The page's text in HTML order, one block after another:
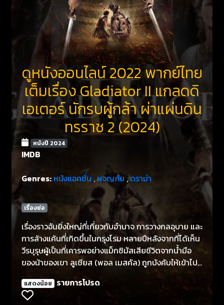
ดูหนังออนไลน์ 2022 พากย์ไทย
เต็มเรื่อง Gladiator II แกลดดิ
เอเตอร์ นักรบผู้กล้า ผ่าแผ่นดิน
ทรราช 2 (2024)
หนังปี 2024
IMDB
Genres: หนังแอคชั่น ,ผจญภัย ,ดราม่า
เรื่องย่อ
เรื่องราวอันยิ่งใหญ่ที่เกี่ยวกับอำนาจ การวางกลอุบาย และ
การล้างแค้นที่เกิดขึ้นในกรุงโรม หลายปีหลังจากที่ได้เห็น
วีรบุรุษผู้เป็นที่เคารพอย่างแม็กซิมัสเสียชีวิตจากน้ำมือ
ของน้าของเขา ลูเชียส (พอล เมสคัล) ถูกบังคับให้เข้าไป
ในโคลอสเซียม หลังจากที่บ้านของเขาถูกยึดครองโดย
จักรพรรดิผู้เผด็จการ ที่บัดนี้เป็นผู้นำโรมซึ่งปกครองด้วย
ความเข้มงวดและโหดร้าย ด้วยความแค้นในหัวใจและ
แสดงน้อย รายการโปรด